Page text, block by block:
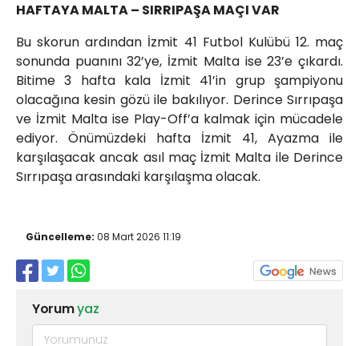
HAFTAYA MALTA – SIRRIPAŞA MAÇI VAR
Bu skorun ardından İzmit 41 Futbol Kulübü 12. maç
sonunda puanını 32’ye, İzmit Malta ise 23’e çıkardı.
Bitime 3 hafta kala İzmit 41’in grup şampiyonu
olacağına kesin gözü ile bakılıyor. Derince Sırrıpaşa
ve İzmit Malta ise Play-Off’a kalmak için mücadele
ediyor. Önümüzdeki hafta İzmit 41, Ayazma ile
karşılaşacak ancak asıl maç İzmit Malta ile Derince
Sırrıpaşa arasındaki karşılaşma olacak.
Güncelleme: 08 Mart 2026 11:19
Yorumyaz